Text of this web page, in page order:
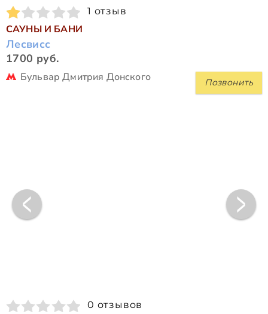
1 отзыв
САУНЫ И БАНИ
Лесвисс
1700 руб.
Позвонить
Бульвар Дмитрия Донского
0 отзывов